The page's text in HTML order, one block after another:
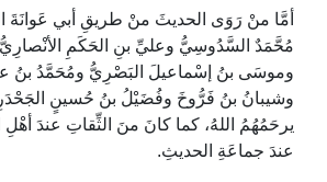
أمَّا منْ رَوَى الحديثَ منْ طريقِ أبي عَوانَةَ
مُحَّمَدٌ السَّدُوسِيُّ وعليِّ بنِ الحَكَمِ الأنْصارِيُّ
وموسَى بنُ إسْماعيلَ البَصْرِيُّ ومُحَمَّدُ بنُ
وشيبانُ بنُ فَرُّوخَ وفُضَيْلُ بنُ حُسينٍ
يرحَمُهُمُ اللهُ، كما كانَ منَ الثِّقاتِ عندَ أهْلِ
عندَ جماعَةِ الحديثِ.